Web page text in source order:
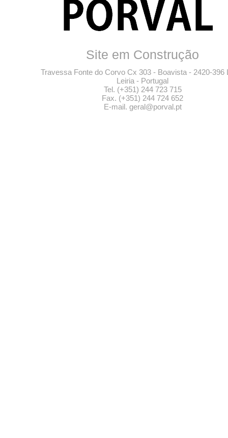
Site em Construção
Travessa Fonte do Corvo Cx 303 - Boavista - 2420-396
Leiria - Portugal
Tel. (+351) 244 723 715
Fax. (+351) 244 724 652
E-mail. geral@porval.pt